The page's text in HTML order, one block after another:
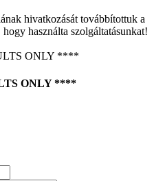
hivatkozását továbbítottuk a
használta szolgáltatásunkat!
ONLY ****